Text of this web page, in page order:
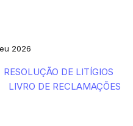
2026
RESOLUÇÃO DE LITÍGIOS
LIVRO DE RECLAMAÇÕES